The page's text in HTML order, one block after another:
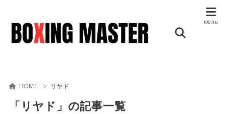
HOME リヤド
「リヤド」の記事一覧